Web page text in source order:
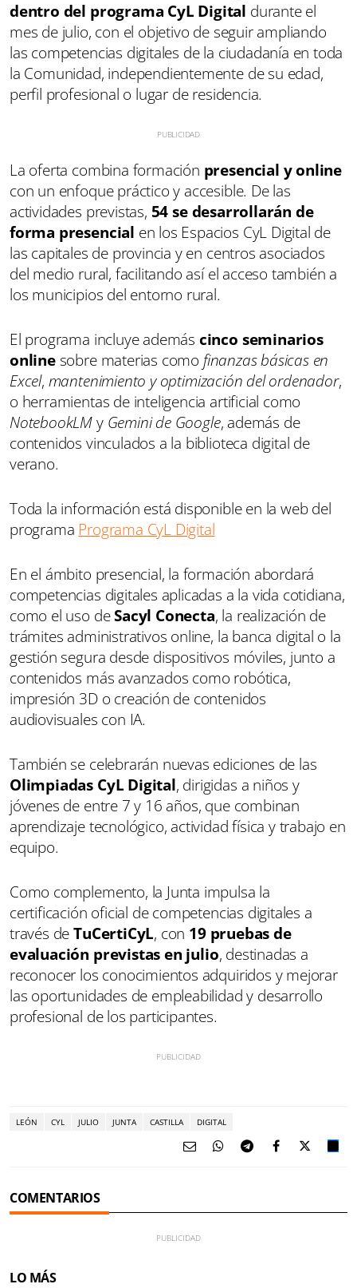
dentro del programa CyL Digital durante el
mes de julio, con el objetivo de seguir ampliando
las competencias digitales de la ciudadanía en toda
la Comunidad, independientemente de su edad,
perfil profesional o lugar de residencia.
La oferta combina formación presencial y online
con un enfoque práctico y accesible. De las
actividades previstas, 54 se desarrollarán de
forma presencial en los Espacios CyL Digital de
las capitales de provincia y en centros asociados
del medio rural, facilitando así el acceso también a
los municipios del entorno rural.
El programa incluye además cinco seminarios
onlinesobre materias como finanzas básicas en
Excel, mantenimiento y optimización del ordenador,
o herramientas de inteligencia artificial como
NotebookLMy Gemini de Google, además de
contenidos vinculados a la biblioteca digital de
verano.
Toda la información está disponible en la web del
programa Programa CyL Digital
En el ámbito presencial, la formación abordará
competencias digitales aplicadas a la vida cotidiana,
como el uso deSacyl Conecta, la realización de
trámites administrativos online, la banca digital o la
gestión segura desde dispositivos móviles, junto a
contenidos más avanzados como robótica,
impresión 3D o creación de contenidos
audiovisuales con IA.
También se celebrarán nuevas ediciones de las
Olimpiadas CyL Digital, dirigidas a niños y
jóvenes de entre 7 y 16 años, que combinan
aprendizaje tecnológico, actividad física y trabajo en
equipo.
Como complemento, la Junta impulsa la
certificación oficial de competencias digitales a
través deTuCertiCyL, con 19 pruebas de
evaluación previstas en julio, destinadas a
reconocer los conocimientos adquiridos y mejorar
las oportunidades de empleabilidad y desarrollo
profesional de los participantes.
LEÓN CYL JULIO JUNTA CASTILLA DIGITAL
COMENTARIOS
LO MÁS